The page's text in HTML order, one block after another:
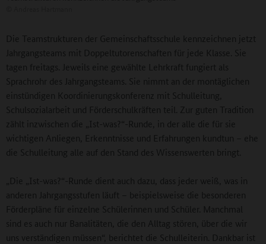
Die Teamstrukturen der Gemeinschaftsschule kennzeichnen jetzt
Jahrgangsteams mit Doppeltutorenschaften für jede Klasse. Sie
tagen freitags. Jeweils eine gewählte Lehrkraft fungiert als
Sprachrohr des Jahrgangsteams. Sie nimmt an der montäglichen
einstündigen Koordinierungskonferenz mit Schulleitung,
Schulsozialarbeit und Förderschulkräften teil. Zur guten Tradition
zählt inzwischen die „Ist-was?“-Runde, in der alle die für sie
wichtigen Anliegen, Erkenntnisse und Erfahrungen kundtun – ehe
die Schulleitung alle auf den Stand des Wissenswerten bringt.
„Die „Ist-was?“-Runde dient auch dazu, dass jeder weiß, was in
anderen Jahrgangsstufen läuft – beispielsweise die besonderen
Förderpläne für einzelne Schülerinnen und Schüler. Manchmal
sind es auch nur Banalitäten, die den Alltag stören, über die wir
uns verständigen müssen“, berichtet die Schulleiterin. Dankbar ist